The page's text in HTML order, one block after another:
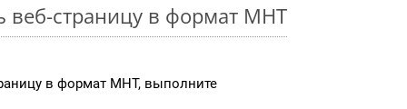
веб-страницу в формат MHT
в формат MHT, выполните